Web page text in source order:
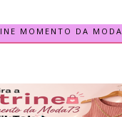
MOMENTO DA MODA